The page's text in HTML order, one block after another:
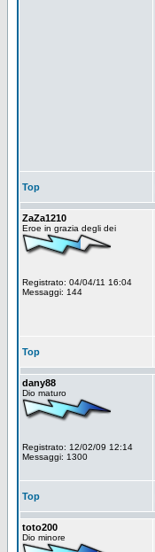
Top
ZaZa1210
Eroe in grazia degli dei
Registrato: 04/04/11 16:04
Messaggi: 144
Top
dany88
Dio maturo
Registrato: 12/02/09 12:14
Messaggi: 1300
Top
toto200
Dio minore